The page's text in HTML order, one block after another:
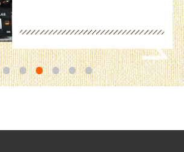
1 2 3 4 5 6